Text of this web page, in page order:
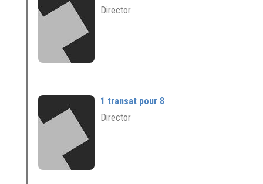
Director
1 transat pour 8
Director